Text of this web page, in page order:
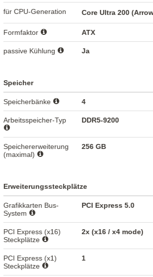
für CPU-Generation Core Ultra 200
Formfaktor ATX
passive Kühlung Ja
Speicher
Speicherbänke 4
Arbeitsspeicher-Typ DDR5-9200
Speichererweiterung
(maximal)
256 GB
Erweiterungssteckplätze
Grafikkarten Bus-
System
PCI Express 5.0
PCI Express (x16)
Steckplätze
2x (x16 / x4 mode)
PCI Express (x1)
Steckplätze
1